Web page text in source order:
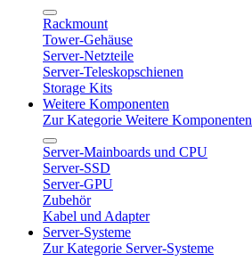
Rackmount
Tower-Gehäuse
Server-Netzteile
Server-Teleskopschienen
Storage Kits
Weitere Komponenten
Zur Kategorie Weitere Komponenten
Server-Mainboards und CPU
Server-SSD
Server-GPU
Zubehör
Kabel und Adapter
Server-Systeme
Zur Kategorie Server-Systeme